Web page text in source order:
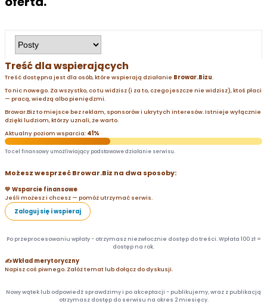
Treść dla wspierających
Treść dostępna jest dla osób, które wspierają działanie Browar.Bizu.
To nic nowego. Za wszystko, co tu widzisz (i za to, czego jeszcze nie widzisz), ktoś płaci
— pracą, wiedzą albo pieniędzmi.
Browar.Biz to miejsce bez reklam, sponsorów i ukrytych interesów. Istnieje wyłącznie
dzięki ludziom, którzy uznali, że warto.
Aktualny poziom wsparcia: 41%
To cel finansowy umożliwiający podstawowe działanie serwisu.
Możesz wesprzeć Browar.Biz na dwa sposoby:
💛 Wsparcie finansowe
Jeśli możesz i chcesz — pomóż utrzymać serwis.
Zaloguj się i wspieraj
Po przeprocesowaniu wpłaty - otrzymasz niezwłocznie dostęp do treści. Wpłata 100 zł =
dostęp na rok.
✍️ Wkład merytoryczny
Napisz coś piwnego. Załóż temat lub dołącz do dyskusji.
Nowy wątek lub odpowiedź sprawdzimy i po akceptacji - publikujemy, wraz z publikacją
otrzymasz dostęp do serwisu na okres 2 miesięcy.